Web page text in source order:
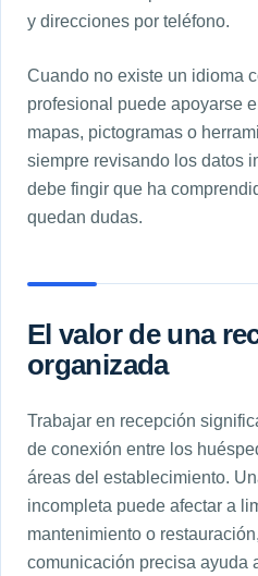
y direcciones por teléfono.
Cuando no existe un idioma
profesional puede apoyarse
mapas, pictogramas o
siempre revisando los datos
debe fingir que ha
quedan dudas.
El valor de una
organizada
Trabajar en recepción
de conexión entre los
áreas del establecimiento.
incompleta puede afectar a
mantenimiento o
comunicación precisa ayuda